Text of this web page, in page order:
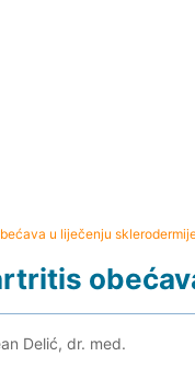
u liječenju
Delić, dr. med.